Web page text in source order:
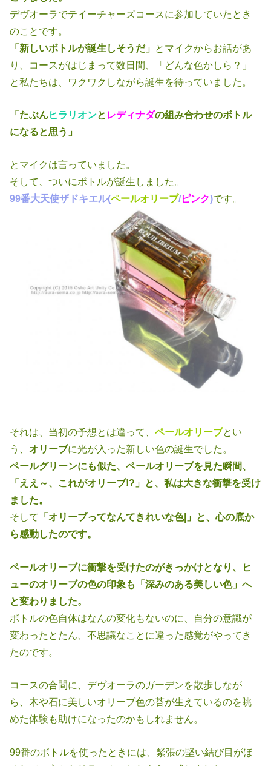
デヴオーラでテイーチャーズコースに参加していたとき
のことです。
「新しいボトルが誕生しそうだ」
とマイクからお話があ
り、コースがはじまって数日間、「どんな色かしら？」
と私たちは、ワクワクしながら誕生を待っていました。
「たぶんヒラリオンと レディナダの組み合わせのボトル
になると思う」
とマイクは言っていました。
そして、ついにボトルが誕生しました。
99番大天使ザドキエル(ペールオリーブ/ピンク)です。
それは、当初の予想とは違って、ペールオリーブとい
う、 オリーブに光が入 った新しい色の誕生でした。
ペールグリーンにも似た、ペールオリーブを見た瞬間、
「ええ～、これがオ リーブ!?」と、私は大きな衝撃を受け
ました。
そして
「オリーブってなんてきれいな色|」と、心の底か
ら感動したのです。
ペールオリーブに衝撃を受けたのがきっかけとなり、ヒ
ューのオリーブの色の印象も「深みのある美しい色」へ
と変わりました。
ボトルの色自体はなんの変化もないのに、自分の意識が
変わったとたん、不思議なことに違った感覚がやってき
たのです。
コースの合間に、デヴオーラのガーデンを散歩しなが
ら、木や石に美しいオ リーブ色の苔が生えているのを眺
めた体験も助けになったのかもしれません。
99番のボトルを使ったときには、緊張の堅い結び目がほ